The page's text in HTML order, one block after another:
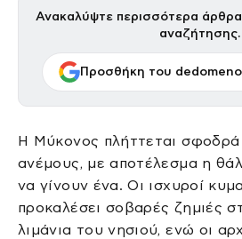
Ανακαλύψτε περισσότερα
αναζήτησης.
Προσθήκη του
Η Μύκονος πλήττεται σφοδρά
ανέμους, με αποτέλεσμα η
να γίνουν ένα. Οι ισχυροί
προκαλέσει σοβαρές ζημιές
λιμάνια του νησιού, ενώ οι